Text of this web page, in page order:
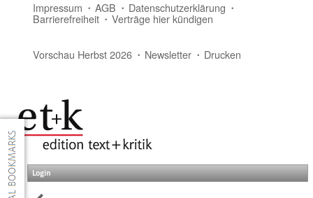
Impressum AGB Datenschutzerklärung
Barrierefreiheit Verträge hier kündigen
Vorschau Herbst 2026 Newsletter Drucken
Login